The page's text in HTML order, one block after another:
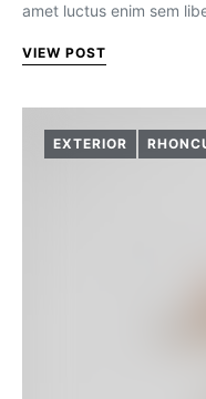
amet luctus enim sem
VIEW POST
EXTERIOR